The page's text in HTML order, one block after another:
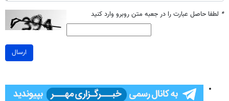
* لطفا حاصل عبارت را در جعبه متن روبرو وارد کنید
ارسال